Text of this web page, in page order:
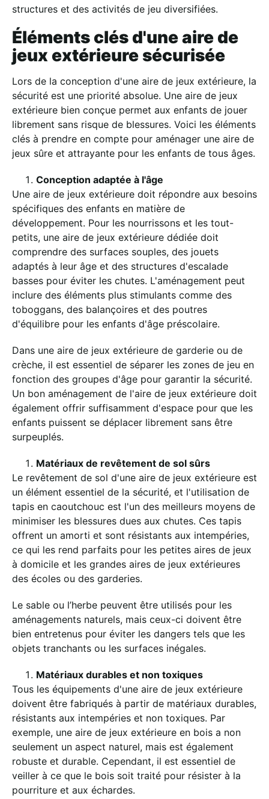
structures et des activités de jeu diversifiées.
Éléments clés d'une aire de
jeux extérieure sécurisée
Lors de la conception d'une aire de jeux extérieure, la
sécurité est une priorité absolue. Une aire de jeux
extérieure bien conçue permet aux enfants de jouer
librement sans risque de blessures. Voici les éléments
clés à prendre en compte pour aménager une aire de
jeux sûre et attrayante pour les enfants de tous âges.
Conception adaptée à l'âge
Une aire de jeux extérieure doit répondre aux besoins
spécifiques des enfants en matière de
développement. Pour les nourrissons et les tout-
petits, une aire de jeux extérieure dédiée doit
comprendre des surfaces souples, des jouets
adaptés à leur âge et des structures d'escalade
basses pour éviter les chutes. L'aménagement peut
inclure des éléments plus stimulants comme des
toboggans, des balançoires et des poutres
d'équilibre pour les enfants d'âge préscolaire.
Dans une aire de jeux extérieure de garderie ou de
crèche, il est essentiel de séparer les zones de jeu en
fonction des groupes d'âge pour garantir la sécurité.
Un bon aménagement de l'aire de jeux extérieure doit
également offrir suffisamment d'espace pour que les
enfants puissent se déplacer librement sans être
surpeuplés.
Matériaux de revêtement de sol sûrs
Le revêtement de sol d'une aire de jeux extérieure est
un élément essentiel de la sécurité, et l'utilisation de
tapis en caoutchouc est l'un des meilleurs moyens de
minimiser les blessures dues aux chutes. Ces tapis
offrent un amorti et sont résistants aux intempéries,
ce qui les rend parfaits pour les petites aires de jeux
à domicile et les grandes aires de jeux extérieures
des écoles ou des garderies.
Le sable ou l’herbe peuvent être utilisés pour les
aménagements naturels, mais ceux-ci doivent être
bien entretenus pour éviter les dangers tels que les
objets tranchants ou les surfaces inégales.
Matériaux durables et non toxiques
Tous les équipements d'une aire de jeux extérieure
doivent être fabriqués à partir de matériaux durables,
résistants aux intempéries et non toxiques. Par
exemple, une aire de jeux extérieure en bois a non
seulement un aspect naturel, mais est également
robuste et durable. Cependant, il est essentiel de
veiller à ce que le bois soit traité pour résister à la
pourriture et aux échardes.